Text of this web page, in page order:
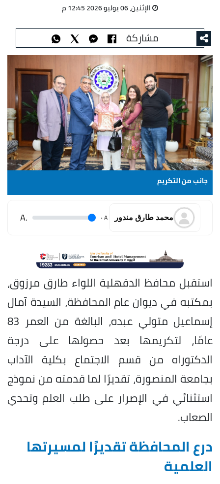
الإثنين، 06 يوليو 2026 12:45 م
مشاركة
جانب من التكريم
محمد طارق مندور A
.
.A
استقبل محافظ الدقهلية اللواء طارق مرزوق،
بمكتبه في ديوان عام المحافظة، السيدة آمال
إسماعيل متولي عبده، البالغة من العمر 83
عامًا، لتكريمها بعد حصولها على درجة
الدكتوراه من قسم الاجتماع بكلية الآداب
بجامعة المنصورة، تقديرًا لما قدمته من نموذج
استثنائي في الإصرار على طلب العلم وتحدي
الصعاب.
درع المحافظة تقديرًا لمسيرتها
العلمية